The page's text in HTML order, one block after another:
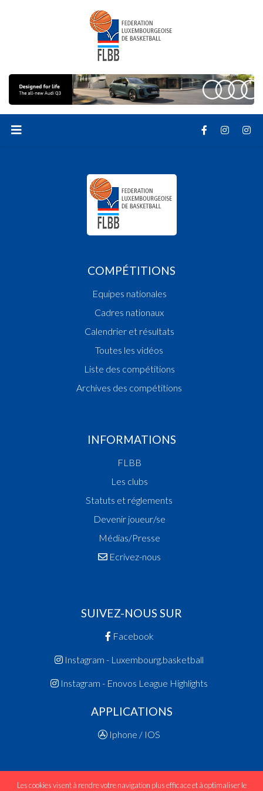
COMPÉTITIONS
Equipes nationales
Cadres nationaux
Calendrier et résultats
Toutes les vidéos
Liste des compétitions
Archives des compétitions
INFORMATIONS
FLBB
Les clubs
Statuts et réglements
Devenir joueur/se
Médias/Presse
Ecrivez-nous
SUIVEZ-NOUS SUR
Facebook
Instagram - Luxembourg.basketball
Instagram - Enovos League Highlights
APPLICATIONS
Iphone / IOS
Les cookies visent à rendre votre navigation plus efficace et à optimaliser le